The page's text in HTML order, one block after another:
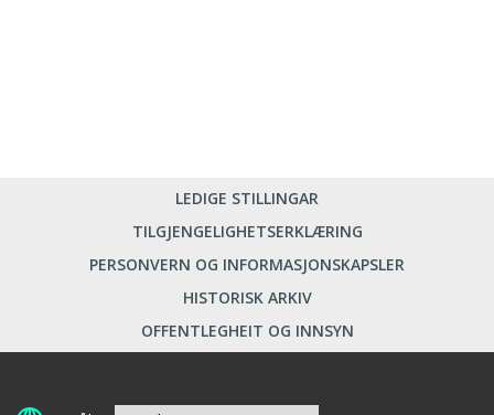
LEDIGE STILLINGAR
TILGJENGELIGHETSERKLÆRING
PERSONVERN OG INFORMASJONSKAPSLER
HISTORISK ARKIV
OFFENTLEGHEIT OG INNSYN